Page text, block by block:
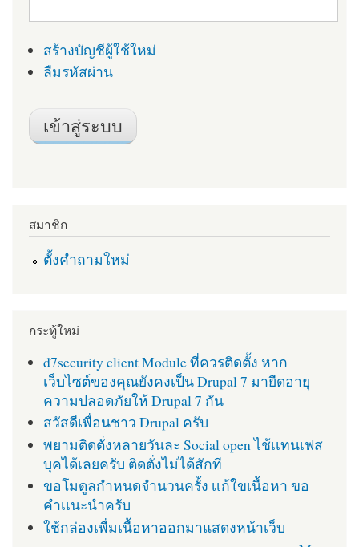
สร้างบัญชีผู้ใช้ใหม่
ลืมรหัสผ่าน
สมาชิก
ตั้งคำถามใหม่
กระทู้ใหม่
d7security client Module ที่ควรติดตั้ง หาก
เว็บไซต์ของคุณยังคงเป็น Drupal 7 มายืดอายุ
ความปลอดภัยให้ Drupal 7 กัน
สวัสดีเพื่อนชาว Drupal ครับ
พยามติดตั่งหลายวันละ Social open ไช้เเทนเฟส
บุคได้เลยครับ ติดตั่งไม่ได้สักที
ขอโมดูลกำหนดจำนวนครั้ง เเก้ใขเนื้อหา ขอ
คำเเนะนำครับ
ใช้กล่องเพื่มเนื้อหาออกมาแสดงหน้าเว็บ